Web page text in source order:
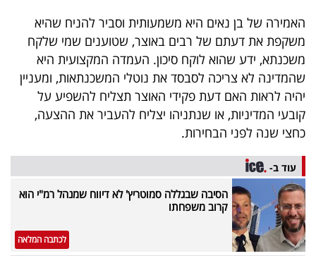
האמירה של בן נאים היא משמעותית וסביר להניח שהיא
משקפת את דעתם של רבים באוצר, שטוענים שמי שלקח
משכנתא, ידע שהוא לוקח סיכון. העמדה המקצועית היא
שהמדינה לא צריכה לסבסד את נוטלי המשכנתאות, ומעניין
יהיה לראות האם דעת פקידי האוצר תצליח להשפיע על
קובעי המדיניות, או שנתניהו יצליח להעביר את ההצעה,
כחצי שנה לפני הבחירות.
עוד ב-
הסיבה שבגללה סמוטריץ' לא דיווח שמנהל רמ"י הוא
קרוב משפחתו
לכתבה המלאה